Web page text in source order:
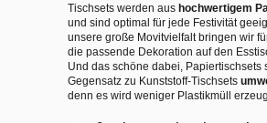
Tischsets werden aus hochwertigem
und sind optimal für jede Festivität
unsere große Movitvielfalt bringen wir
die passende Dekoration auf den
Und das schöne dabei, Papiertischsets
Gegensatz zu Kunststoff-Tischsets
denn es wird weniger Plastikmüll